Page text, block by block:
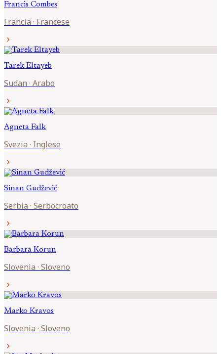
Francis Combes
Francia · Francese
chevron_right
Tarek Eltayeb
Sudan · Arabo
chevron_right
Agneta Falk
Svezia · Inglese
chevron_right
Sinan Gudžević
Serbia · Serbocroato
chevron_right
Barbara Korun
Slovenia · Sloveno
chevron_right
Marko Kravos
Slovenia · Sloveno
chevron_right